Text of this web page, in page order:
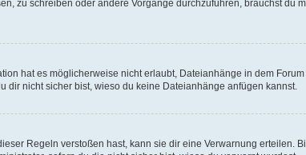
zu schreiben oder andere Vorgänge durchzuführen, brauchst du
hat es möglicherweise nicht erlaubt, Dateianhänge in dem
dir nicht sicher bist, wieso du keine Dateianhänge anfügen kannst.
Regeln verstoßen hast, kann sie dir eine Verwarnung erteilen.